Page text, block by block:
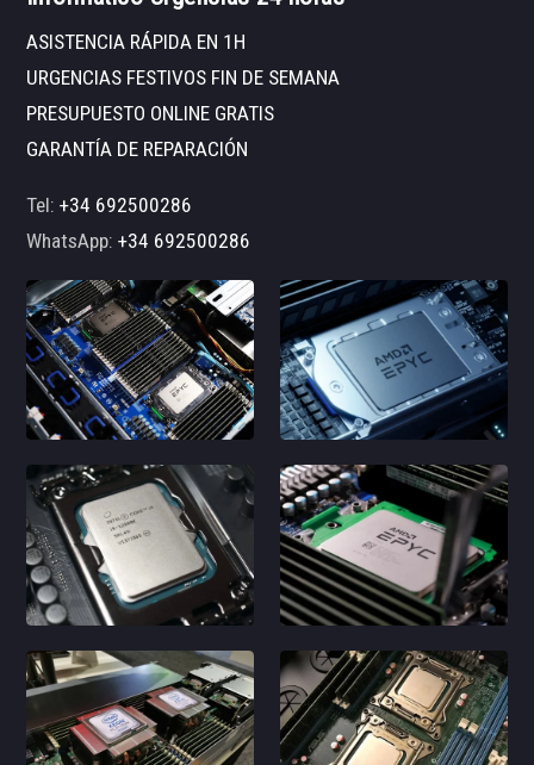
ASISTENCIA RÁPIDA EN 1H
URGENCIAS FESTIVOS FIN DE SEMANA
PRESUPUESTO ONLINE GRATIS
GARANTÍA DE REPARACIÓN
Tel:+34 692500286
WhatsApp:+34 692500286